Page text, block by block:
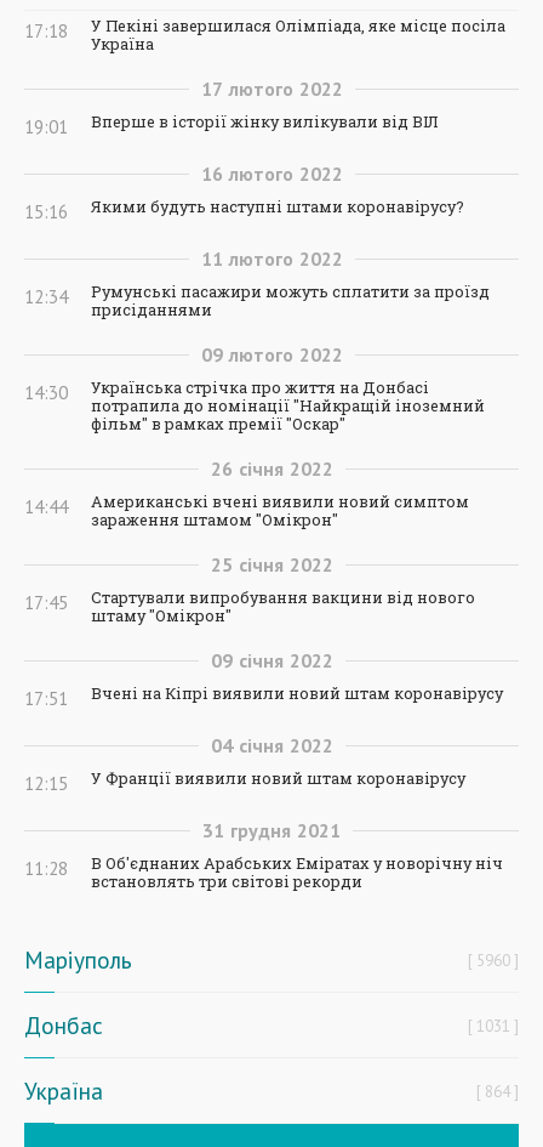
17:18
У Пекіні завершилася Олімпіада, яке місце посіла
Україна
17 лютого 2022
19:01 Вперше в історії жінку вилікували від ВІЛ
16 лютого 2022
15:16 Якими будуть наступні штами коронавірусу?
11 лютого 2022
12:34
Румунські пасажири можуть сплатити за проїзд
присіданнями
09 лютого 2022
14:30
Українська стрічка про життя на Донбасі
потрапила до номінації "Найкращій іноземний
фільм" в рамках премії "Оскар"
26 січня 2022
14:44
Американські вчені виявили новий симптом
зараження штамом "Омікрон"
25 січня 2022
17:45
Стартували випробування вакцини від нового
штаму "Омікрон"
09 січня 2022
17:51 Вчені на Кіпрі виявили новий штам коронавірусу
04 січня 2022
12:15 У Франції виявили новий штам коронавірусу
31 грудня 2021
11:28
В Об'єднаних Арабських Еміратах у новорічну ніч
встановлять три світові рекорди
Маріуполь 5960
Донбас 1031
Україна 864